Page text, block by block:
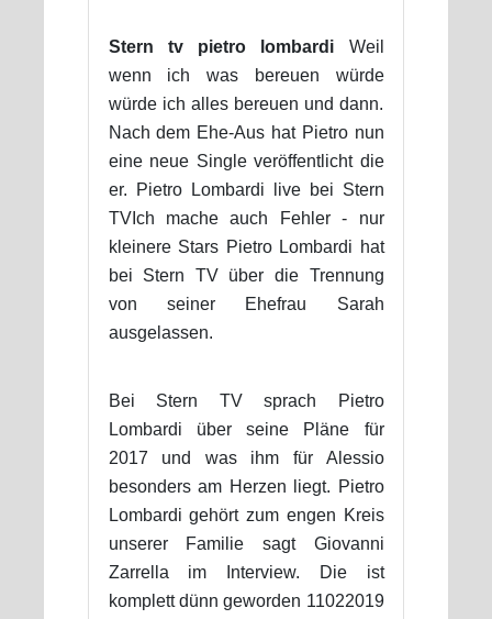
Stern tv pietro lombardi Weil
wenn ich was bereuen würde
würde ich alles bereuen und dann.
Nach dem Ehe-Aus hat Pietro nun
eine neue Single veröffentlicht die
er. Pietro Lombardi live bei Stern
TVIch mache auch Fehler - nur
kleinere Stars Pietro Lombardi hat
bei Stern TV über die Trennung
von seiner Ehefrau Sarah
ausgelassen.
Bei Stern TV sprach Pietro
Lombardi über seine Pläne für
2017 und was ihm für Alessio
besonders am Herzen liegt. Pietro
Lombardi gehört zum engen Kreis
unserer Familie sagt Giovanni
Zarrella im Interview. Die ist
komplett dünn geworden 11022019